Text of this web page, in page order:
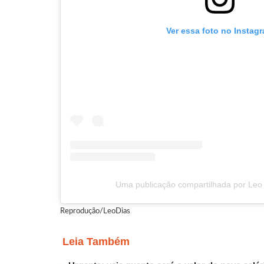
Ver essa foto no
Uma publicação compartilhada por
Reprodução/LeoDias
Leia Também